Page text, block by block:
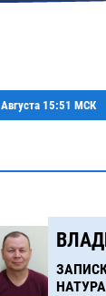
Августа 15:51 МСК